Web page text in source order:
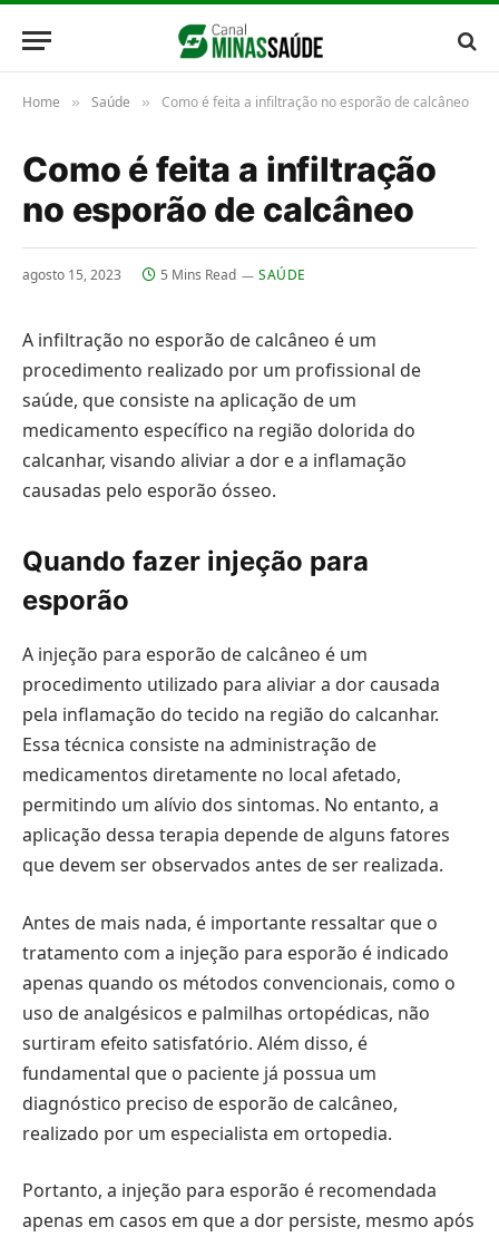
Home » Saúde » Como é feita a infiltração no esporão de calcâneo
Como é feita a infiltração
no esporão de calcâneo
agosto 15, 2023 5 Mins Read SAÚDE
A infiltração no esporão de calcâneo é um
procedimento realizado por um profissional de
saúde, que consiste na aplicação de um
medicamento específico na região dolorida do
calcanhar, visando aliviar a dor e a inflamação
causadas pelo esporão ósseo.
Quando fazer injeção para
esporão
A injeção para esporão de calcâneo é um
procedimento utilizado para aliviar a dor causada
pela inflamação do tecido na região do calcanhar.
Essa técnica consiste na administração de
medicamentos diretamente no local afetado,
permitindo um alívio dos sintomas. No entanto, a
aplicação dessa terapia depende de alguns fatores
que devem ser observados antes de ser realizada.
Antes de mais nada, é importante ressaltar que o
tratamento com a injeção para esporão é indicado
apenas quando os métodos convencionais, como o
uso de analgésicos e palmilhas ortopédicas, não
surtiram efeito satisfatório. Além disso, é
fundamental que o paciente já possua um
diagnóstico preciso de esporão de calcâneo,
realizado por um especialista em ortopedia.
Portanto, a injeção para esporão é recomendada
apenas em casos em que a dor persiste, mesmo após